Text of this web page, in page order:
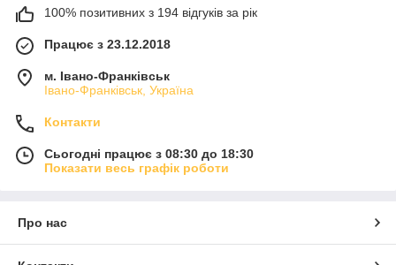
100% позитивних з 194 відгуків за рік
Працює з 23.12.2018
м. Івано-Франківськ
Івано-Франківськ, Україна
Контакти
Сьогодні працює з 08:30 до 18:30
Показати весь графік роботи
Про нас